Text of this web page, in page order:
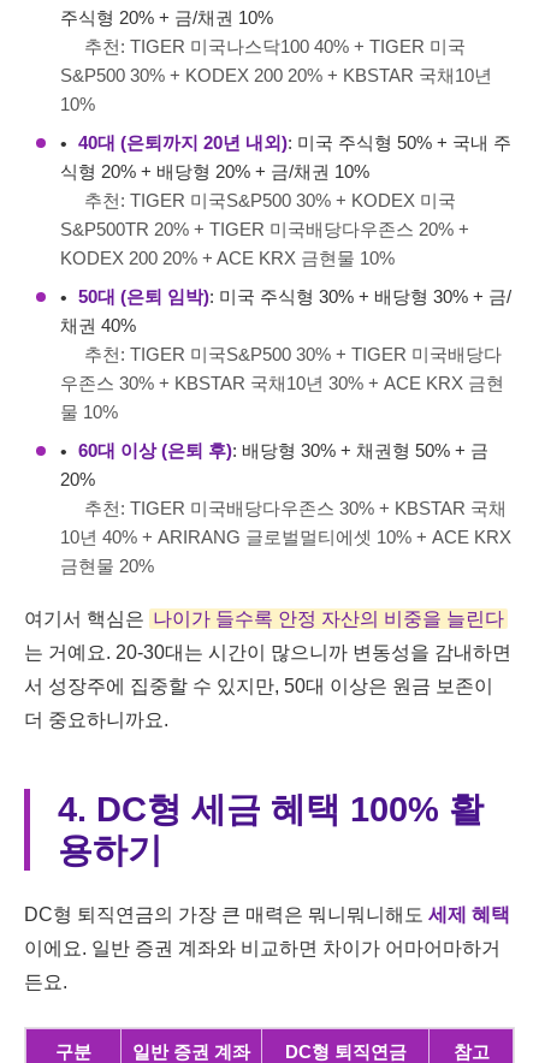
주식형 20% + 금/채권 10%
추천: TIGER 미국나스닥100 40% + TIGER 미국
S&P500 30% + KODEX 200 20% + KBSTAR 국채10년
10%
40대 (은퇴까지 20년 내외): 미국 주식형 50% + 국내 주
식형 20% + 배당형 20% + 금/채권 10%
추천: TIGER 미국S&P500 30% + KODEX 미국
S&P500TR 20% + TIGER 미국배당다우존스 20% +
KODEX 200 20% + ACE KRX 금현물 10%
50대 (은퇴 임박): 미국 주식형 30% + 배당형 30% + 금/
채권 40%
추천: TIGER 미국S&P500 30% + TIGER 미국배당다
우존스 30% + KBSTAR 국채10년 30% + ACE KRX 금현
물 10%
60대 이상 (은퇴 후): 배당형 30% + 채권형 50% + 금
20%
추천: TIGER 미국배당다우존스 30% + KBSTAR 국채
10년 40% + ARIRANG 글로벌멀티에셋 10% + ACE KRX
금현물 20%
여기서 핵심은 나이가 들수록 안정 자산의 비중을 늘린다
는 거예요. 20-30대는 시간이 많으니까 변동성을 감내하면
서 성장주에 집중할 수 있지만, 50대 이상은 원금 보존이
더 중요하니까요.
4. DC형 세금 혜택 100% 활
용하기
DC형 퇴직연금의 가장 큰 매력은 뭐니뭐니해도 세제 혜택
이에요. 일반 증권 계좌와 비교하면 차이가 어마어마하거
든요.
구분 일반 증권 계좌 DC형 퇴직연금 참고